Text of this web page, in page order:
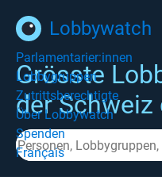
Lobbywatch
Parlamentarier:innen
Lobbygruppen
Zutrittsberechtigte
Über Lobbywatch
Spenden
Français
Grösste
der